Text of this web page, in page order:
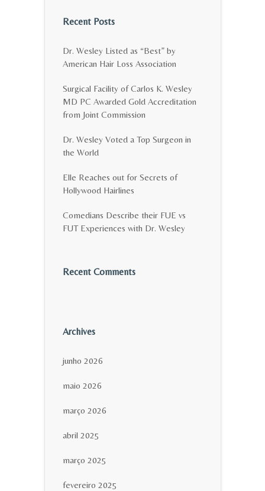
Recent Posts
Dr. Wesley Listed as “Best” by
American Hair Loss Association
Surgical Facility of Carlos K. Wesley
MD PC Awarded Gold Accreditation
from Joint Commission
Dr. Wesley Voted a Top Surgeon in
the World
Elle Reaches out for Secrets of
Hollywood Hairlines
Comedians Describe their FUE vs
FUT Experiences with Dr. Wesley
Recent Comments
Archives
junho 2026
maio 2026
março 2026
abril 2025
março 2025
fevereiro 2025